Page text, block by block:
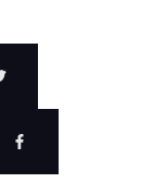
Accesibilidad